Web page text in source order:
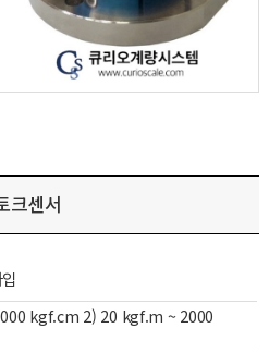
크센서
kgf.cm 2) 20 kgf.m ~ 2000